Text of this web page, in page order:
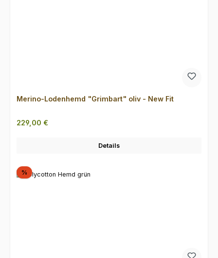
Merino-Lodenhemd "Grimbart" oliv - New Fit
Regulärer Preis:
229,00 €
Details
%Rabatt